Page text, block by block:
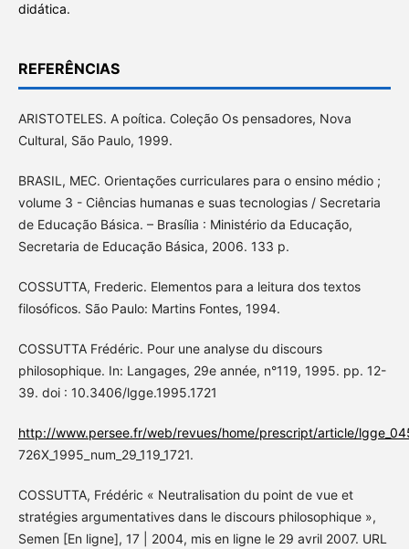
didática.
REFERÊNCIAS
ARISTOTELES. A poítica. Coleção Os pensadores, Nova
Cultural, São Paulo, 1999.
BRASIL, MEC. Orientações curriculares para o ensino médio ;
volume 3 - Ciências humanas e suas tecnologias / Secretaria
de Educação Básica. – Brasília : Ministério da Educação,
Secretaria de Educação Básica, 2006. 133 p.
COSSUTTA, Frederic. Elementos para a leitura dos textos
filosóficos. São Paulo: Martins Fontes, 1994.
COSSUTTA Frédéric. Pour une analyse du discours
philosophique. In: Langages, 29e année, n°119, 1995. pp. 12-
39. doi : 10.3406/lgge.1995.1721
http://www.persee.fr/web/revues/home/prescript/article/
726X_1995_num_29_119_1721.
COSSUTTA, Frédéric « Neutralisation du point de vue et
stratégies argumentatives dans le discours philosophique »,
Semen [En ligne], 17 | 2004, mis en ligne le 29 avril 2007. URL